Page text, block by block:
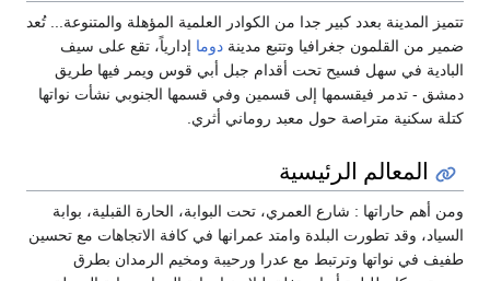
تتميز المدينة بعدد كبير جدا من الكوادر العلمية المؤهلة والمتنوعة... تُعد
ضمير من القلمون جغرافيا وتتبع مدينة دوما إدارياً، تقع على سيف
البادية في سهل فسيح تحت أقدام جبل أبي قوس ويمر فيها طريق
دمشق - تدمر فيقسمها إلى قسمين وفي قسمها الجنوبي نشأت نواتها
كتلة سكنية متراصة حول معبد روماني أثري.
المعالم الرئيسية
ومن أهم حاراتها : شارع العمري، تحت البوابة، الحارة القبلية، بوابة
السياد، وقد تطورت البلدة وامتد عمرانها في كافة الاتجاهات مع تحسين
طفيف في نواتها وترتبط مع عدرا ورحيبة ومخيم الرمدان بطرق